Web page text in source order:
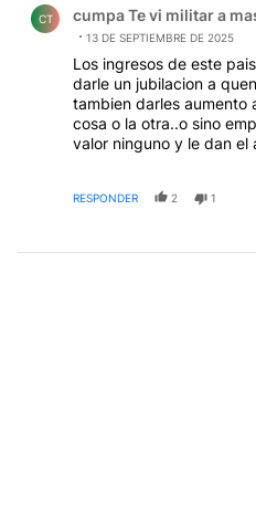
CT cumpa Te vi militar a
13 DE SEPTIEMBRE DE 2025
Los ingresos de este
darle un jubilacion a
tambien darles aumento
cosa o la otra..o sino
valor ninguno y le dan el aumento que quieren..! Hay
fondos fiduciarios por
demas yerba..todo con
RESPONDER 2 1